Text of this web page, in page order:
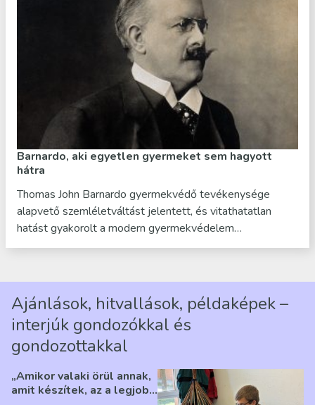
Barnardo, aki egyetlen gyermeket sem hagyott
hátra
Thomas John Barnardo gyermekvédő tevékenysége
alapvető szemléletváltást jelentett, és vitathatatlan
hatást gyakorolt a modern gyermekvédelem…
Ajánlások, hitvallások, példaképek –
interjúk gondozókkal és
gondozottakkal
„Amikor valaki örül annak,
amit készítek, az a legjobb